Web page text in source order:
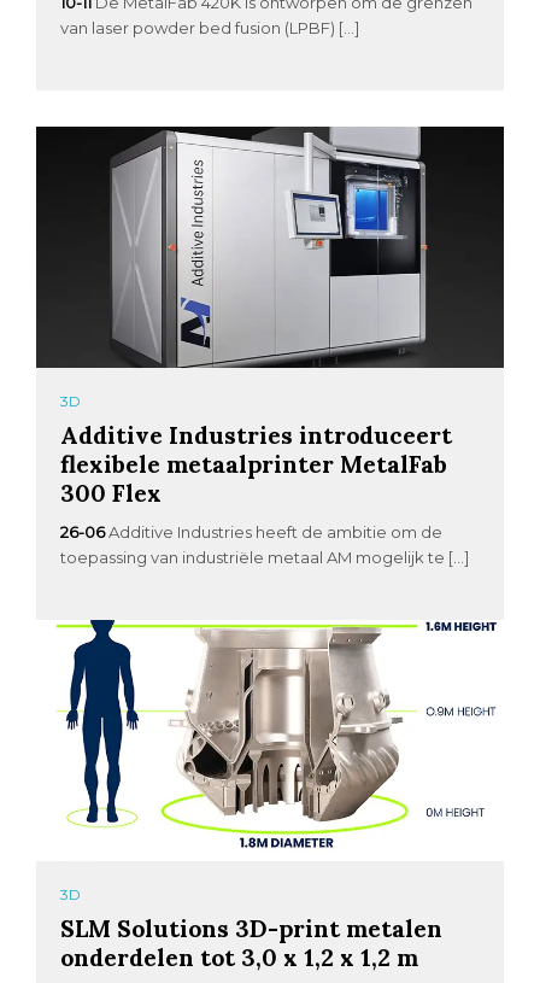
van laser powder bed fusion (LPBF) […]
3D
Additive Industries introduceert
flexibele metaalprinter MetalFab
300 Flex
26-06Additive Industries heeft de ambitie om de
toepassing van industriële metaal AM mogelijk te […]
3D
SLM Solutions 3D-print metalen
onderdelen tot 3,0 x 1,2 x 1,2 m